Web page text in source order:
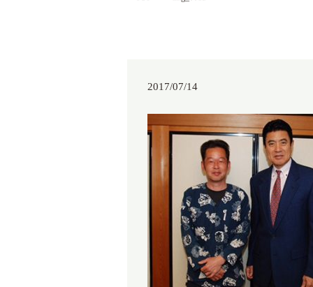
2017/07/14